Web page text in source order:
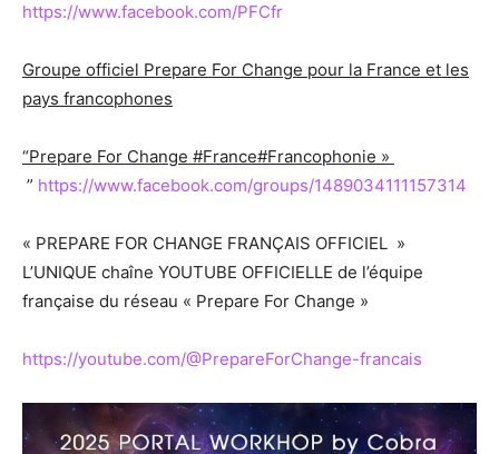
https://www.facebook.com/PFCfr
Groupe officiel Prepare For Change pour la France et les
pays francophones
“Prepare For Change #France#Francophonie »
” https://www.facebook.com/groups/1489034111157314
« PREPARE FOR CHANGE FRANÇAIS OFFICIEL »
L’UNIQUE chaîne YOUTUBE OFFICIELLE de l’équipe
française du réseau « Prepare For Change »
https://youtube.com/@PrepareForChange-francais